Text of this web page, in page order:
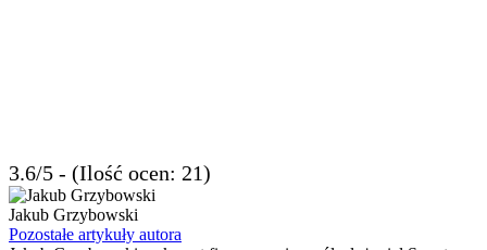
3.6/5 - (Ilość ocen: 21)
Jakub Grzybowski
Pozostałe artykuły autora